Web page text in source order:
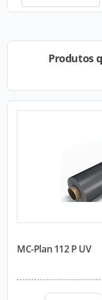
Produtos
MC-Plan 112 P UV